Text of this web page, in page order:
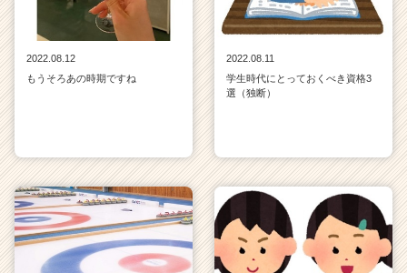
2022.08.12
もうそろあの時期ですね
2022.08.11
学生時代にとっておくべき資格3
選（独断）